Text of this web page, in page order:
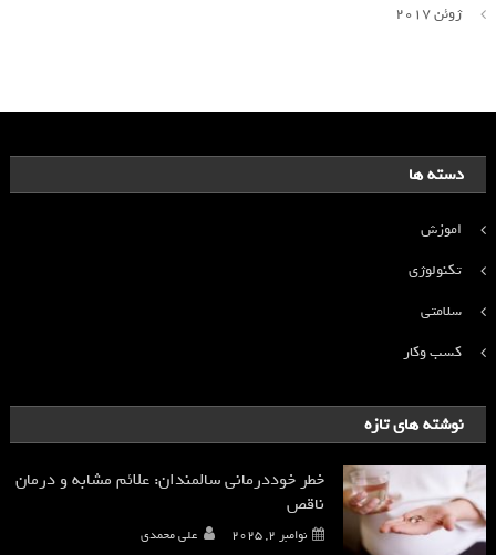
ژوئن 2017
دسته ها
اموزش
تکنولوژی
سلامتی
کسب وکار
نوشته های تازه
خطر خوددرمانی سالمندان: علائم مشابه و درمان
ناقص
نوامبر 2, 2025 علی محمدی